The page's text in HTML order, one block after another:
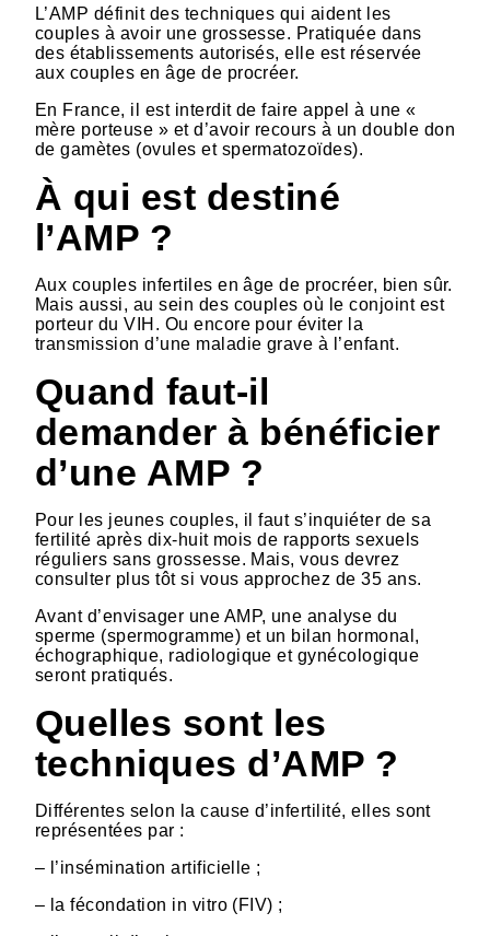
L’AMP définit des techniques qui aident les
couples à avoir une grossesse. Pratiquée dans
des établissements autorisés, elle est réservée
aux couples en âge de procréer.
En France, il est interdit de faire appel à une «
mère porteuse » et d’avoir recours à un double don
de gamètes (ovules et spermatozoïdes).
À qui est destiné
l’AMP ?
Aux couples infertiles en âge de procréer, bien sûr.
Mais aussi, au sein des couples où le conjoint est
porteur du VIH. Ou encore pour éviter la
transmission d’une maladie grave à l’enfant.
Quand faut-il
demander à bénéficier
d’une AMP ?
Pour les jeunes couples, il faut s’inquiéter de sa
fertilité après dix-huit mois de rapports sexuels
réguliers sans grossesse. Mais, vous devrez
consulter plus tôt si vous approchez de 35 ans.
Avant d’envisager une AMP, une analyse du
sperme (spermogramme) et un bilan hormonal,
échographique, radiologique et gynécologique
seront pratiqués.
Quelles sont les
techniques d’AMP ?
Différentes selon la cause d’infertilité, elles sont
représentées par :
– l’insémination artificielle ;
– la fécondation in vitro (FIV) ;